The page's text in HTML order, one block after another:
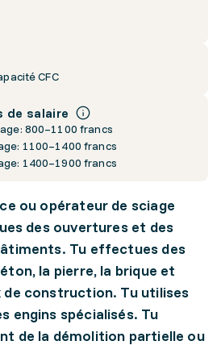
CFC
de salaire
800–1100 francs
1100–1400 francs
1400–1900 francs
ou opérateur de sciage
des ouvertures et des
Tu effectues des
la pierre, la brique et
construction. Tu utilises
engins spécialisés. Tu
de la démolition partielle ou